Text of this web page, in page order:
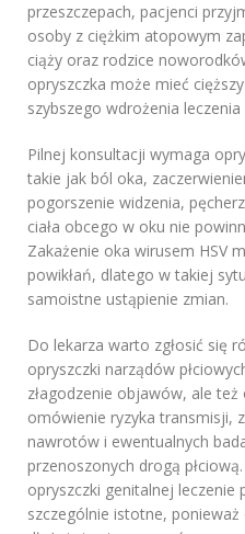
przeszczepach, pacjenci
osoby z ciężkim atopowym
ciąży oraz rodzice
opryszczka może mieć
szybszego wdrożenia
Pilnej konsultacji wymaga
takie jak ból oka,
pogorszenie widzenia,
ciała obcego w oku nie
Zakażenie oka wirusem HSV
powikłań, dlatego w takiej
samoistne ustąpienie zmian.
Do lekarza warto zgłosić się
opryszczki narządów
złagodzenie objawów, ale
omówienie ryzyka transmisji,
nawrotów i ewentualnych
przenoszonych drogą
opryszczki genitalnej leczenie
szczególnie istotne,